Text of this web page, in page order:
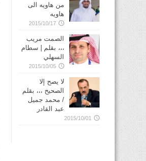
من هاويه الى
هاويه
2015/10/17
الصمت مريب
،،، بقلم | سطام
السهلي
2015/10/05
لا يصح إلا
الصحيح ،،، بقلم
/ محمد جميل
عبد القادر
2015/10/01